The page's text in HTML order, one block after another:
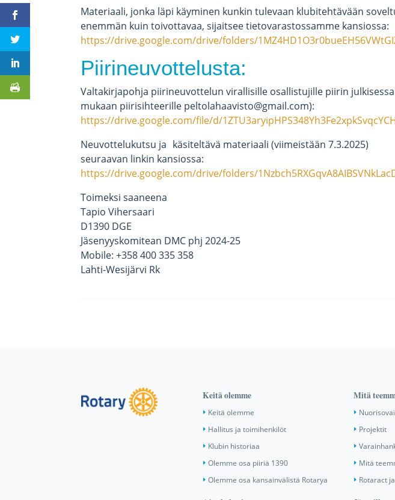
Materiaali, jonka läpi käyminen kunkin tulevaan klubitehtävään
enemmän kuin toivottavaa, sijaitsee tietovarastossamme kansiossa:
https://drive.google.com/drive/folders/
Piirineuvottelusta:
Valtakirjapohja piirineuvottelun virallisille osallistujille piirin
mukaan piirisihteerille peltolahaavisto@gmail.com):
https://drive.google.com/file/d/
Neuvottelukutsu ja käsiteltävä materiaali (viimeistään 7.3.2025)
seuraavan linkin kansiossa:
https://drive.google.com/drive/folders/
Toimeksi saaneena
Tapio Vihersaari
D1390 DGE
Jäsenyyskomitean DMC phj 2024-25
Mobile: +358 400 335 358
Lahti-Wesijärvi Rk
Keitä olemme
Keitä olemme
Hallitus ja toimihenkilöt
Klubin historiaa
Olemme osa piiriä 1390
Olemme osa kansainvälistä Rotarya
Mitä
Projektit
Mitä
Rotaract